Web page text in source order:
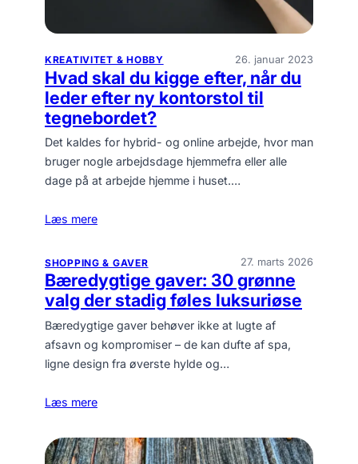
KREATIVITET & HOBBY 26. januar 2023
Hvad skal du kigge efter, når du
leder efter ny kontorstol til
tegnebordet?
Det kaldes for hybrid- og online arbejde, hvor man
bruger nogle arbejdsdage hjemmefra eller alle
dage på at arbejde hjemme i huset.…
Læs mere
SHOPPING & GAVER 27. marts 2026
Bæredygtige gaver: 30 grønne
valg der stadig føles luksuriøse
Bæredygtige gaver behøver ikke at lugte af
afsavn og kompromiser – de kan dufte af spa,
ligne design fra øverste hylde og…
Læs mere